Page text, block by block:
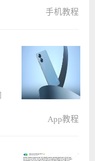
手机教程
App教程